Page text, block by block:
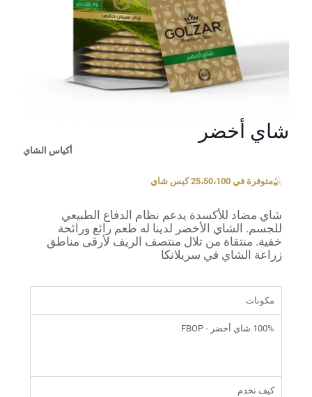
شاي أخضر
أكياس الشاي
متوفرة في 25،50،100 كيس شاي
شاي مضاد للأكسدة يدعم نظام الدفاع الطبيعي
للجسم. الشاي الأخضر لدينا له طعم رائع ورائحة
خفية. منتقاة من تلال منتصف الريف لأرقى مناطق
زراعة الشاي في سريلانكا
مكونات
100% شاي أخضر - FBOP
كيف نخدم